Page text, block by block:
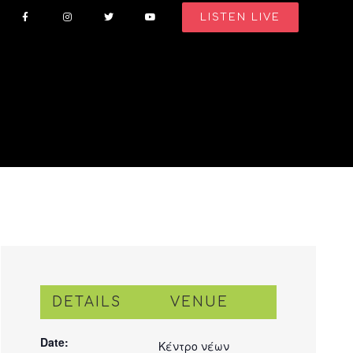
LISTEN LIVE
DETAILS
Date:
VENUE
Κέντρο νέων